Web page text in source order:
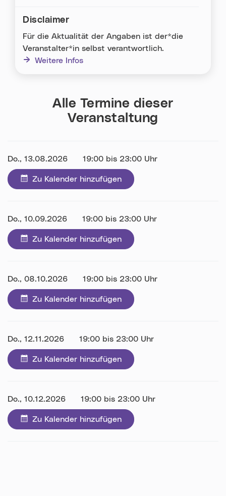
Disclaimer
Für die Aktualität der Angaben ist der*die
Veranstalter*in selbst verantwortlich.
Weitere Infos
Alle Termine dieser
Veranstaltung
Datum:
Do., 13.08.2026 Uhrzeit:
19:00 bis 23:00 Uhr
Zu Kalender hinzufügen
Datum:
Do., 10.09.2026 Uhrzeit:
19:00 bis 23:00 Uhr
Zu Kalender hinzufügen
Datum:
Do., 08.10.2026 Uhrzeit:
19:00 bis 23:00 Uhr
Zu Kalender hinzufügen
Datum:
Do., 12.11.2026 Uhrzeit:
19:00 bis 23:00 Uhr
Zu Kalender hinzufügen
Datum:
Do., 10.12.2026 Uhrzeit:
19:00 bis 23:00 Uhr
Zu Kalender hinzufügen